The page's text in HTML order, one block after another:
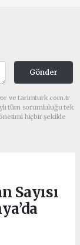
Gönder
ve tarimturk.com.tr
tüm sorumluluğu tek
hiçbir şekilde
Sayısı